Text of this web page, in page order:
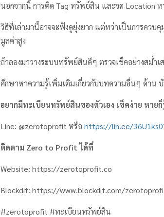
นอกจากนี้ การติด Tag ทรัพย์สิน และจด Location
วิธีที่เล่ามานี้อาจจะฟังดูยุ่งยาก แต่ทว่าเป็นการคว
มูลค่าสูง
ถ้าลองมาวางระบบทรัพย์สินดีๆ ตรวจเช็คอย่างสม่ำเ
ศึกษาหาความรู้เพิ่มเติมเกี่ยวกับบทความอื่นๆ ด้าน
อยากมีทะเบียนทรัพย์สินของตัวเอง เช็คง่าย หาย
Line: @zerotoprofit หรือ https://lin.ee/
ติดตาม Zero to Profit ได้ที่
Website: https://zerotoprofit.co
Blockdit: https://www.blockdit.com/
#zerotoprofit #ทะเบียนทรัพย์สิน